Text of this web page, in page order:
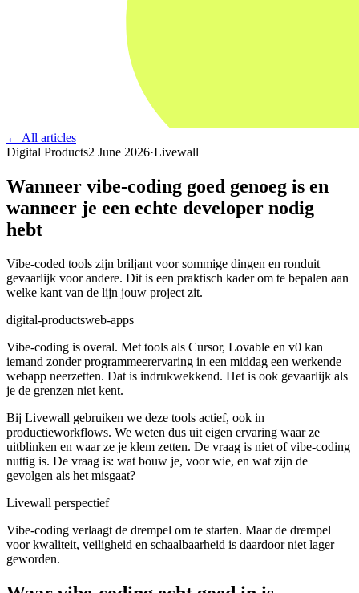
← All articles
Digital Products2 June 2026·Livewall
Wanneer vibe-coding goed genoeg is en
wanneer je een echte developer nodig
hebt
Vibe-coded tools zijn briljant voor sommige dingen en ronduit
gevaarlijk voor andere. Dit is een praktisch kader om te bepalen aan
welke kant van de lijn jouw project zit.
digital-productsweb-apps
Vibe-coding is overal. Met tools als Cursor, Lovable en v0 kan
iemand zonder programmeerervaring in een middag een werkende
webapp neerzetten. Dat is indrukwekkend. Het is ook gevaarlijk als
je de grenzen niet kent.
Bij Livewall gebruiken we deze tools actief, ook in
productieworkflows. We weten dus uit eigen ervaring waar ze
uitblinken en waar ze je klem zetten. De vraag is niet of vibe-coding
nuttig is. De vraag is: wat bouw je, voor wie, en wat zijn de
gevolgen als het misgaat?
Livewall perspectief
Vibe-coding verlaagt de drempel om te starten. Maar de drempel
voor kwaliteit, veiligheid en schaalbaarheid is daardoor niet lager
geworden.